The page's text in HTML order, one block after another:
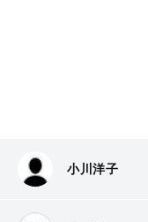
小川洋子